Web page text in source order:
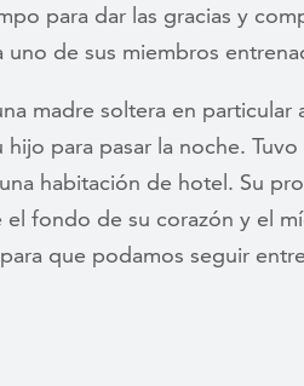
para dar las gracias y
uno de sus miembros
madre soltera en particular
hijo para pasar la noche.
habitación de hotel. Su
el fondo de su corazón y el
que podamos seguir